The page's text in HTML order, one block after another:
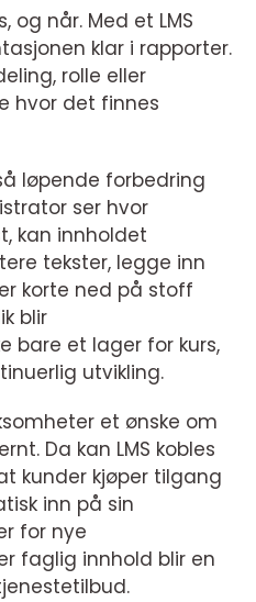
og når. Med et LMS
klar i rapporter.
rolle eller
hvor det finnes
løpende forbedring
ser hvor
kan innholdet
tekster, legge inn
korte ned på stoff
blir
bare et lager for kurs,
utvikling.
et ønske om
Da kan LMS kobles
kunder kjøper tilgang
inn på sin
for nye
faglig innhold blir en